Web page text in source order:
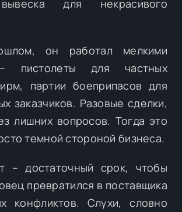
для некрасивого
он работал мелкими
пистолеты для частных
партии боеприпасов для
заказчиков. Разовые сделки,
лишних вопросов. Тогда это
темной стороной бизнеса.
– достаточный срок, чтобы
превратился в поставщика
конфликтов. Слухи, словно